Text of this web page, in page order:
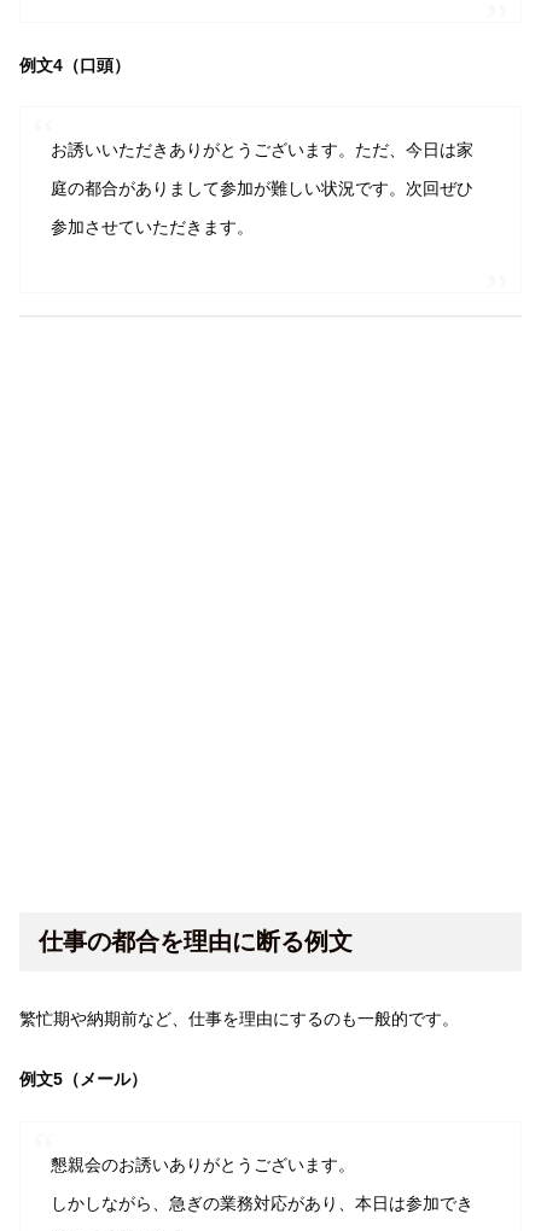
例文4（口頭）
お誘いいただきありがとうございます。ただ、今日は家
庭の都合がありまして参加が難しい状況です。次回ぜひ
参加させていただきます。
仕事の都合を理由に断る例文
繁忙期や納期前など、仕事を理由にするのも一般的です。
例文5（メール）
懇親会のお誘いありがとうございます。
しかしながら、急ぎの業務対応があり、本日は参加でき